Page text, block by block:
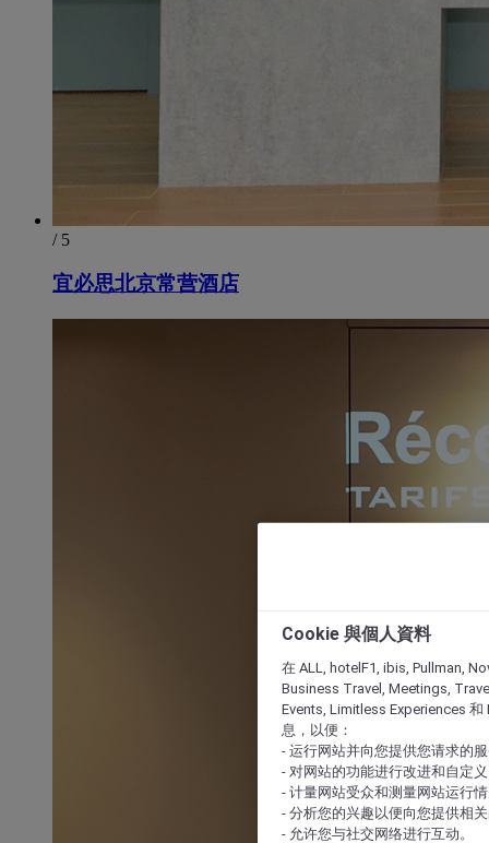
/ 5
宜必思北京常营酒店
Cookie 與個人資料
在 ALL, hotelF1, ibis, Pullman,
Business Travel, Meetings,
Events, Limitless Experiences 和
息，以便：
- 运行网站并向您提供您请求的
- 对网站的功能进行改进和自定义
- 计量网站受众和测量网站运行
- 分析您的兴趣以便向您提供相
- 允许您与社交网络进行互动。